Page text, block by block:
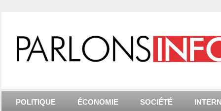
POLITIQUE ÉCONOMIE SOCIÉTÉ